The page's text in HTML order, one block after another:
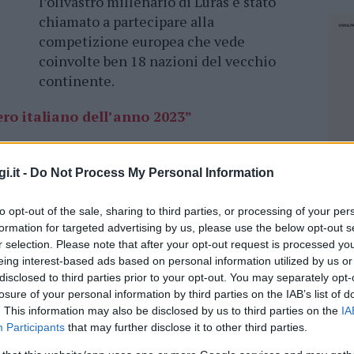
- Do Not Process My Personal Information
opt-out of the sale, sharing to third parties, or processing of your
for targeted advertising by us, please use the below opt-out
selection. Please note that after your opt-out request is processed
interest-based ads based on personal information utilized by us
to third parties prior to your opt-out. You may separately
of your personal information by third parties on the IAB’s list of
This information may also be disclosed by us to third parties on the
Participants that may further disclose it to other third parties.
chiamato a partecipare alla
competizione europea che vede
coinvolte ben 18 nazioni del vecchio
continente.
italiano dell’anno 2023”
s’Ozzastru riuscirà a vincere,
febbraio 2024. Per votare c’è tempo fino al
link
al giorno per tutta la durata delle votazioni.
Vigilanza Ambientale per aver promosso
di Luras – la RAS – Regione Autonoma
all’Assessorato all’Ambiente, per
mesi. Se vince l’olivastro, vince Luras,
Sardegna una terra di centenari e di